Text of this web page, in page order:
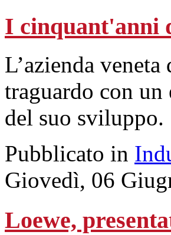
I cinquant'anni
L’azienda
traguardo con
del suo sviluppo.
Pubblicato in
Giovedì, 06
Loewe,